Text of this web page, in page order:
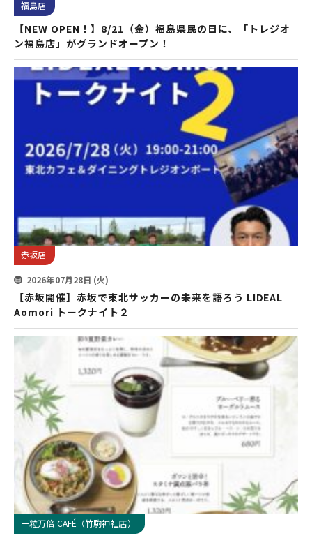
福島店
【NEW OPEN！】8/21（金）福島県民の日に、「トレジオ
ン福島店」がグランドオープン！
赤坂店
2026年07月28日 (火)
【赤坂開催】赤坂で東北サッカーの未来を語ろう LIDEAL
Aomori トークナイト２
一粒万倍 CAFÉ（竹駒神社店）